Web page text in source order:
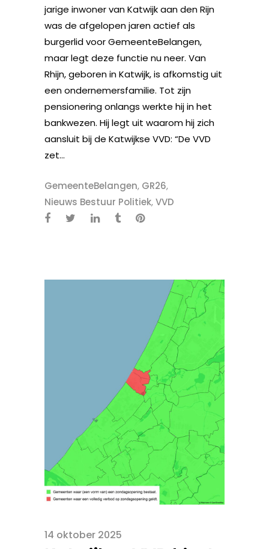
jarige inwoner van Katwijk aan den Rijn
was de afgelopen jaren actief als
burgerlid voor GemeenteBelangen,
maar legt deze functie nu neer. Van
Rhijn, geboren in Katwijk, is afkomstig uit
een ondernemersfamilie. Tot zijn
pensionering onlangs werkte hij in het
bankwezen. Hij legt uit waarom hij zich
aansluit bij de Katwijkse VVD: “De VVD
zet...
GemeenteBelangen, GR26,
Nieuws Bestuur Politiek,VVD
14 oktober 2025